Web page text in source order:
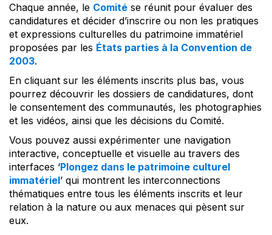
Chaque année, le Comité se réunit pour évaluer des
candidatures et décider d’inscrire ou non les pratiques
et expressions culturelles du patrimoine immatériel
proposées par les États parties à la Convention de
2003.
En cliquant sur les éléments inscrits plus bas, vous
pourrez découvrir les dossiers de candidatures, dont
le consentement des communautés, les photographies
et les vidéos, ainsi que les décisions du Comité.
Vous pouvez aussi expérimenter une navigation
interactive, conceptuelle et visuelle au travers des
interfaces ‘Plongez dans le patrimoine culturel
immatériel’ qui montrent les interconnections
thématiques entre tous les éléments inscrits et leur
relation à la nature ou aux menaces qui pèsent sur
eux.